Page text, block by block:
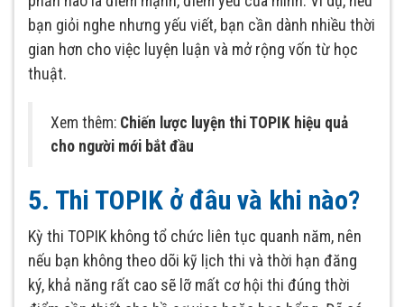
bạn giỏi nghe nhưng yếu viết, bạn cần dành nhiều thời
gian hơn cho việc luyện luận và mở rộng vốn từ học
thuật.
Xem thêm: Chiến lược luyện thi TOPIK hiệu quả
cho người mới bắt đầu
5. Thi TOPIK ở đâu và khi nào?
Kỳ thi TOPIK không tổ chức liên tục quanh năm, nên
nếu bạn không theo dõi kỹ lịch thi và thời hạn đăng
ký, khả năng rất cao sẽ lỡ mất cơ hội thi đúng thời